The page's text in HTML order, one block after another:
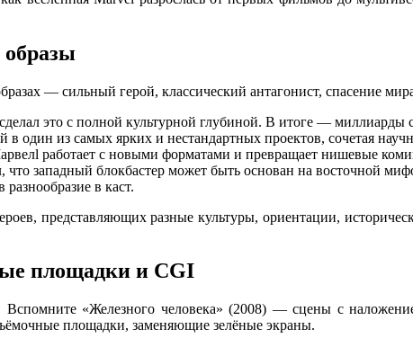
образы
— сильный герой, классический антагонист, спасение
это с полной культурной глубиной. В итоге —
один из самых ярких и нестандартных проектов, сочетая
работает с новыми форматами и превращает нишевые
западный блокбастер может быть основан на восточной
в каст.
представляющих разные культуры, ориентации,
площадки и CGI
Вспомните «Железного человека» (2008) — сцены с
площадки, заменяющие зелёные экраны.